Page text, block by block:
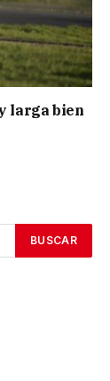
larga bien